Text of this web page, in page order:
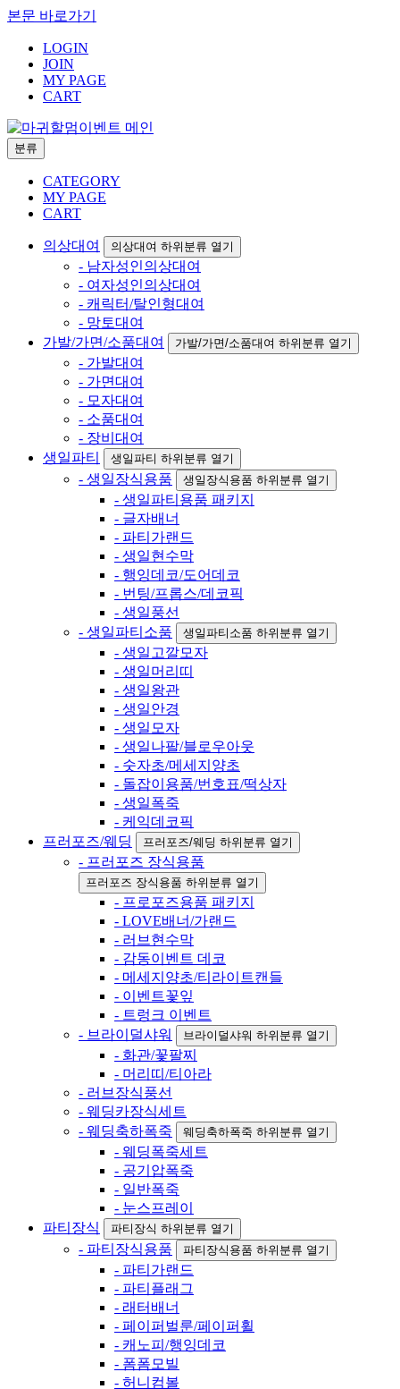
본문 바로가기
LOGIN
JOIN
MY PAGE
CART
분류
CATEGORY
MY PAGE
CART
의상대여 의상대여 하위분류 열기
- 남자성인의상대여
- 여자성인의상대여
- 캐릭터/탈인형대여
- 망토대여
가발/가면/소품대여
가발/가면/소품대여 하위분류 열기
- 가발대여
- 가면대여
- 모자대여
- 소품대여
- 장비대여
생일파티
생일파티 하위분류 열기
- 생일장식용품 생일장식용품 하위분류 열기
- 생일파티용품 패키지
- 글자배너
- 파티가랜드
- 생일현수막
- 행잉데코/도어데코
- 번팅/프롭스/데코픽
- 생일풍선
- 생일파티소품
생일파티소품 하위분류 열기
- 생일고깔모자
- 생일머리띠
- 생일왕관
- 생일안경
- 생일모자
- 생일나팔/블로우아웃
- 숫자초/메세지양초
- 돌잡이용품/번호표/떡상자
- 생일폭죽
- 케익데코픽
프러포즈/웨딩
프러포즈/웨딩 하위분류 열기
- 프러포즈 장식용품
프러포즈 장식용품 하위분류 열기
- 프로포즈용품 패키지
- LOVE배너/가랜드
- 러브현수막
- 감동이벤트 데코
- 메세지양초/티라이트캔들
- 이벤트꽃잎
- 트렁크 이벤트
- 브라이덜샤워
브라이덜샤워 하위분류 열기
- 화관/꽃팔찌
- 머리띠/티아라
- 러브장식풍선
- 웨딩카장식세트
- 웨딩축하폭죽
웨딩축하폭죽 하위분류 열기
- 웨딩폭죽세트
- 공기압폭죽
- 일반폭죽
- 눈스프레이
파티장식
파티장식 하위분류 열기
- 파티장식용품 파티장식용품 하위분류 열기
- 파티가랜드
- 파티플래그
- 래터배너
- 페이퍼벌룬/페이퍼휠
- 캐노피/행잉데코
- 폼폼모빌
- 허니컴볼